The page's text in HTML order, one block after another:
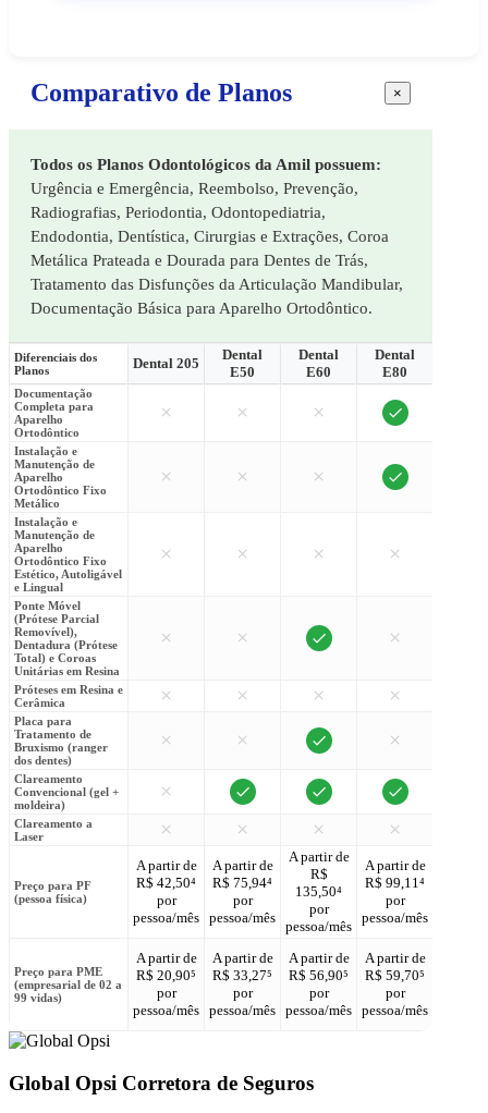
Comparativo de Planos ×
Todos os Planos Odontológicos da Amil possuem:
Urgência e Emergência, Reembolso, Prevenção,
Radiografias, Periodontia, Odontopediatria,
Endodontia, Dentística, Cirurgias e Extrações, Coroa
Metálica Prateada e Dourada para Dentes de Trás,
Tratamento das Disfunções da Articulação Mandibular,
Documentação Básica para Aparelho Ortodôntico.
Diferenciais dos
Planos
Dental 205
Dental
E50
Dental
E60
Dental
E80
Documentação
Completa para
Aparelho
Ortodôntico
× × ×
Instalação e
Manutenção de
Aparelho
Ortodôntico Fixo
Metálico
× × ×
Instalação e
Manutenção de
Aparelho
Ortodôntico Fixo
Estético, Autoligável
e Lingual
× × × ×
Ponte Móvel
(Prótese Parcial
Removível),
Dentadura (Prótese
Total) e Coroas
Unitárias em Resina
× × ×
Próteses em Resina e
Cerâmica
× × × ×
Placa para
Tratamento de
Bruxismo (ranger
dos dentes)
× × ×
Clareamento
Convencional (gel +
moldeira)
×
Clareamento a
Laser
× × × ×
Preço para PF
(pessoa física)
A partir de
R$ 42,50⁴
por
pessoa/mês
A partir de
R$ 75,94⁴
por
pessoa/mês
A partir de
R$
135,50⁴
por
pessoa/mês
A partir de
R$ 99,11⁴
por
pessoa/mês
Preço para PME
(empresarial de 02 a
99 vidas)
A partir de
R$ 20,90⁵
por
pessoa/mês
A partir de
R$ 33,27⁵
por
pessoa/mês
A partir de
R$ 56,90⁵
por
pessoa/mês
A partir de
R$ 59,70⁵
por
pessoa/mês
Global Opsi Corretora de Seguros